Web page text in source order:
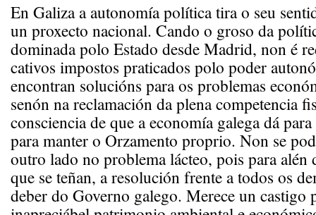
En Galiza a autonomía política tira o seu
un proxecto nacional. Cando o groso da
dominada polo Estado desde Madrid, non é
cativos impostos praticados polo poder
encontran solucións para os problemas
senón na reclamación da plena competencia
consciencia de que a economía galega dá
para manter o Orzamento proprio. Non se
outro lado no problema lácteo, pois para alén
que se teñan, a resolución frente a todos os
deber do Governo galego. Merece un